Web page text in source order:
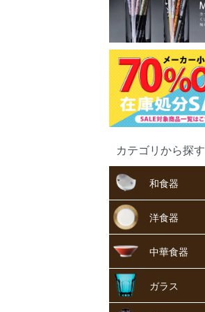
カテゴリから探す
和食器
洋食器
中華食器
ガラス